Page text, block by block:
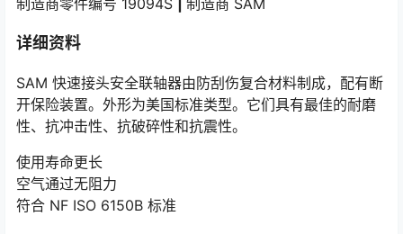
制造商零件编号 19094S 制造商 SAM
详细资料
SAM 快速接头安全联轴器由防刮伤复合材料制成，配有断
开保险装置。外形为美国标准类型。它们具有最佳的耐磨
性、抗冲击性、抗破碎性和抗震性。
使用寿命更长
空气通过无阻力
符合 NF ISO 6150B 标准